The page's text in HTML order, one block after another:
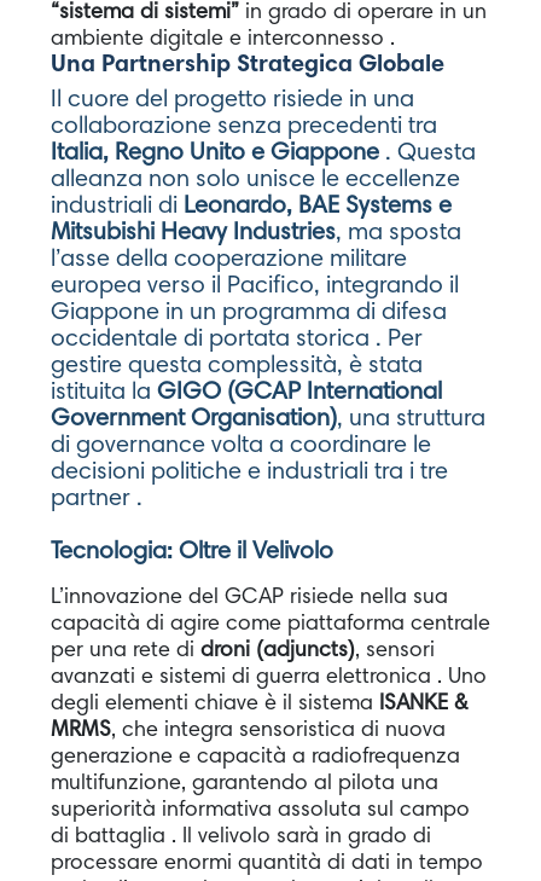
“sistema di sistemi” in grado di operare in un
ambiente digitale e interconnesso .
Una Partnership Strategica Globale
Il cuore del progetto risiede in una
collaborazione senza precedenti tra
Italia, Regno Unito e Giappone . Questa
alleanza non solo unisce le eccellenze
industriali di Leonardo, BAE Systems e
Mitsubishi Heavy Industries, ma sposta
l’asse della cooperazione militare
europea verso il Pacifico, integrando il
Giappone in un programma di difesa
occidentale di portata storica . Per
gestire questa complessità, è stata
istituita la GIGO (GCAP International
Government Organisation), una struttura
di governance volta a coordinare le
decisioni politiche e industriali tra i tre
partner .
Tecnologia: Oltre il Velivolo
L’innovazione del GCAP risiede nella sua
capacità di agire come piattaforma centrale
per una rete di droni (adjuncts), sensori
avanzati e sistemi di guerra elettronica . Uno
degli elementi chiave è il sistema ISANKE &
MRMS, che integra sensoristica di nuova
generazione e capacità a radiofrequenza
multifunzione, garantendo al pilota una
superiorità informativa assoluta sul campo
di battaglia . Il velivolo sarà in grado di
processare enormi quantità di dati in tempo